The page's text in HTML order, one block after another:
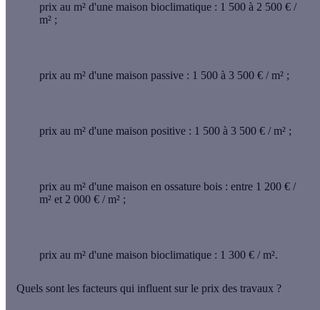
prix au m² d'une maison bioclimatique : 1 500 à 2 500 € /
m² ;
prix au m² d'une maison passive : 1 500 à 3 500 € / m² ;
prix au m² d'une maison positive : 1 500 à 3 500 € / m² ;
prix au m² d'une maison en ossature bois : entre 1 200 € /
m² et 2 000 € / m² ;
prix au m² d'une maison bioclimatique : 1 300 € / m².
Quels sont les facteurs qui influent sur le prix des travaux ?